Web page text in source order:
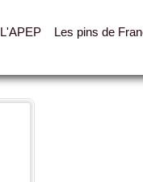
L'APEP Les pins de